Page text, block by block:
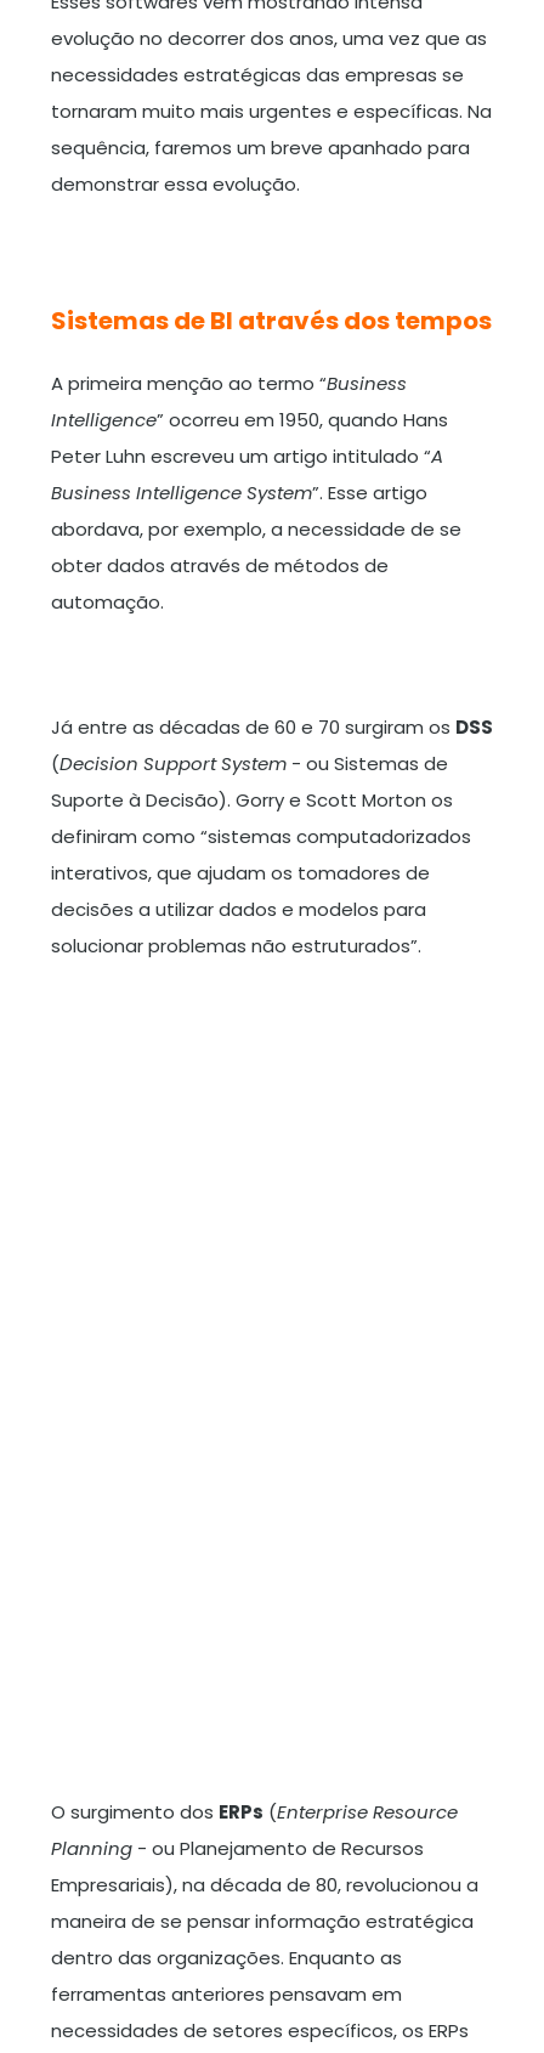
evolução no decorrer dos anos, uma vez que as
necessidades estratégicas das empresas se
tornaram muito mais urgentes e específicas. Na
sequência, faremos um breve apanhado para
demonstrar essa evolução.
Sistemas de BI através dos tempos
A primeira menção ao termo “Business
Intelligence” ocorreu em 1950, quando Hans
Peter Luhn escreveu um artigo intitulado “A
Business Intelligence System”. Esse artigo
abordava, por exemplo, a necessidade de se
obter dados através de métodos de
automação.
Já entre as décadas de 60 e 70 surgiram os DSS
(Decision Support System - ou Sistemas de
Suporte à Decisão). Gorry e Scott Morton os
definiram como “sistemas computadorizados
interativos, que ajudam os tomadores de
decisões a utilizar dados e modelos para
solucionar problemas não estruturados”.
O surgimento dos ERPs (Enterprise Resource
Planning - ou Planejamento de Recursos
Empresariais), na década de 80, revolucionou a
maneira de se pensar informação estratégica
dentro das organizações. Enquanto as
ferramentas anteriores pensavam em
necessidades de setores específicos, os ERPs